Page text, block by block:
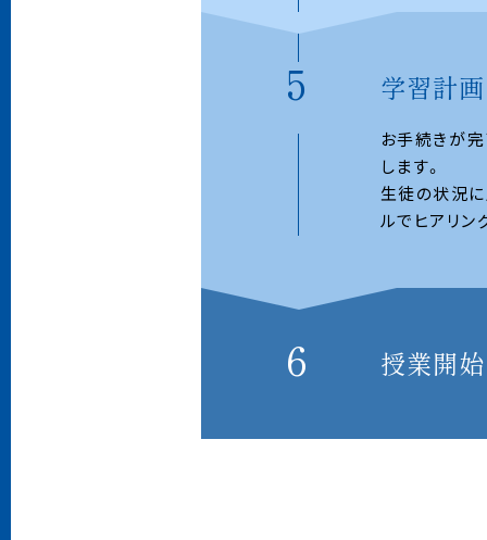
学習計
お⼿続きが
します。
⽣徒の状況
ルでヒアリン
授業開始